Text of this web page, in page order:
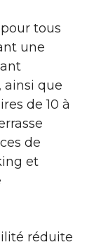
tous
une
ainsi que
de 10 à
de
et
réduite